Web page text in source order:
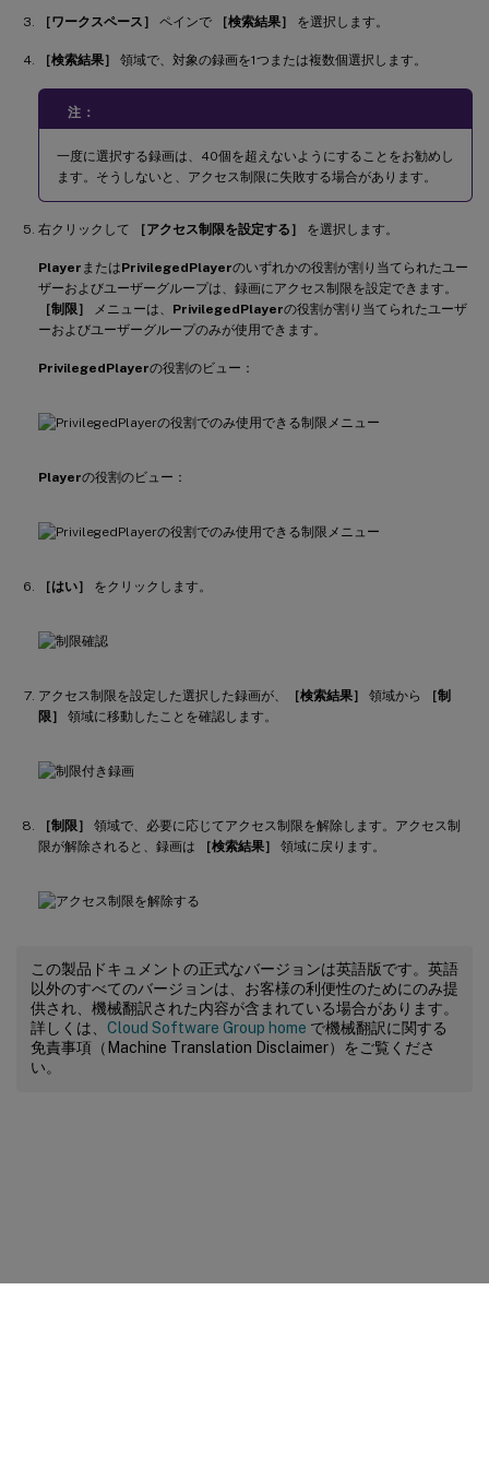
［ワークスペース］ ペインで ［検索結果］ を選択します。
［検索結果］ 領域で、対象の録画を1つまたは複数個選択します。
注：
一度に選択する録画は、40個を超えないようにすることをお勧めし
ます。そうしないと、アクセス制限に失敗する場合があります。
右クリックして ［アクセス制限を設定する］ を選択します。
Player またはPrivilegedPlayerのいずれかの役割が割り当てられたユー
ザーおよびユーザーグループは、録画にアクセス制限を設定できます。
［制限］
メニューは、 PrivilegedPlayerの役割が割り当てられたユーザ
ーおよびユーザーグループのみが使用できます。
PrivilegedPlayerの役割のビュー：
Playerの役割のビュー：
［はい］ をクリックします。
アクセス制限を設定した選択した録画が、 ［検索結果］ 領域から
［制
限］
領域に移動したことを確認します。
［制限］
領域で、必要に応じてアクセス制限を解除します。アクセス制
限が解除されると、録画は
［検索結果］ 領域に戻ります。
この製品ドキュメントの正式なバージョンは英語版です。英語
以外のすべてのバージョンは、お客様の利便性のためにのみ提
供され、機械翻訳された内容が含まれている場合があります。
詳しくは、 Cloud Software Group home で機械翻訳に関する
免責事項（Machine Translation Disclaimer）をご覧くださ
い。